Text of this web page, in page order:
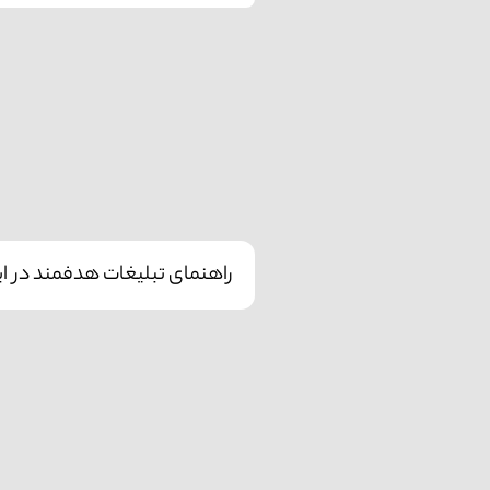
راهنمای تبلیغات هدفمند در